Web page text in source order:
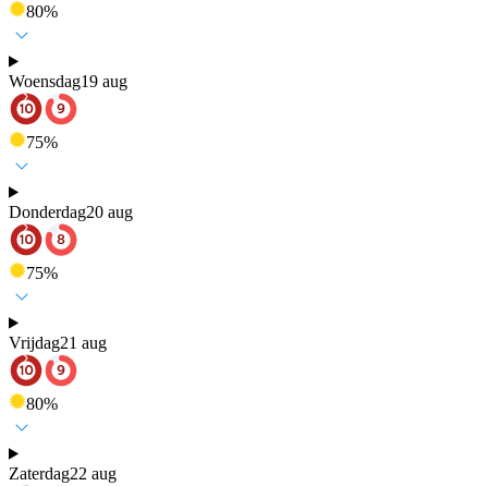
80%
Woensdag19 aug
75%
Donderdag20 aug
75%
Vrijdag21 aug
80%
Zaterdag22 aug